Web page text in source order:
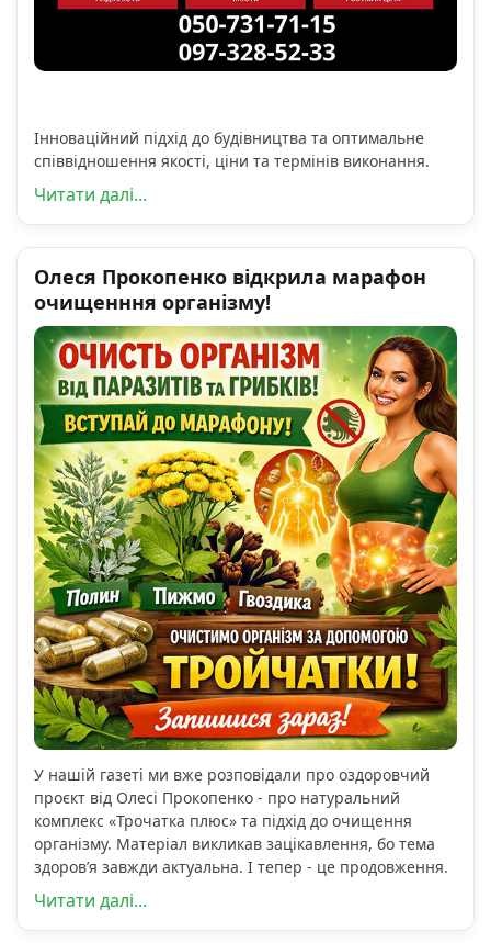
Інноваційний підхід до будівництва та оптимальне
співвідношення якості, ціни та термінів виконання.
Читати далі...
Олеся Прокопенко відкрила марафон
очищенння організму!
У нашій газеті ми вже розповідали про оздоровчий
проєкт від Олесі Прокопенко - про натуральний
комплекс «Трочатка плюс» та підхід до очищення
організму. Матеріал викликав зацікавлення, бо тема
здоров’я завжди актуальна. І тепер - це продовження.
Читати далі...